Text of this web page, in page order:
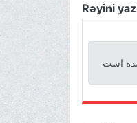
Rəyini yaz